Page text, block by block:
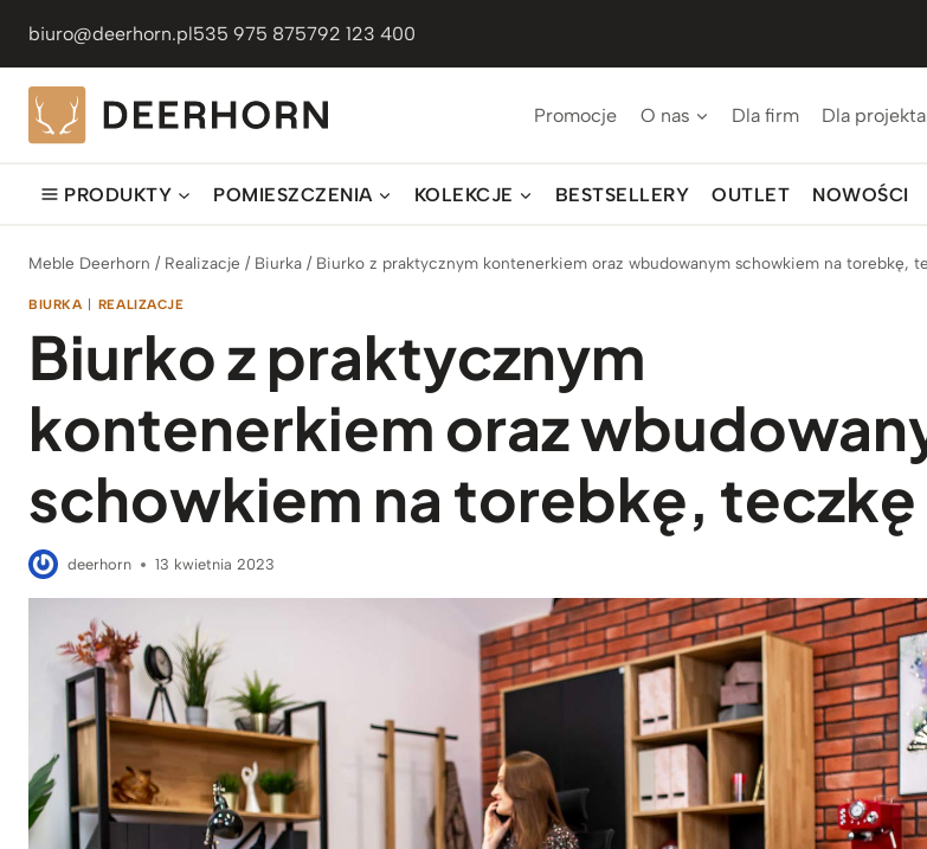
treści
biuro@deerhorn.pl535 975 875792 123 400
Promocje O nas Dla firm Dla
PRODUKTY POMIESZCZENIA KOLEKCJE BESTSELLERY OUTLET NOWOŚCI
Meble Deerhorn / Realizacje / Biurka / Biurko z praktycznym kontenerkiem oraz wbudowanym schowkiem na torebkę,
BIURKA | REALIZACJE
Biurko z praktycznym
kontenerkiem oraz
schowkiem na torebkę, teczkę
deerhorn 13 kwietnia 2023